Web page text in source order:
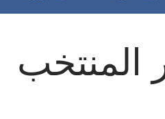
المنتخب